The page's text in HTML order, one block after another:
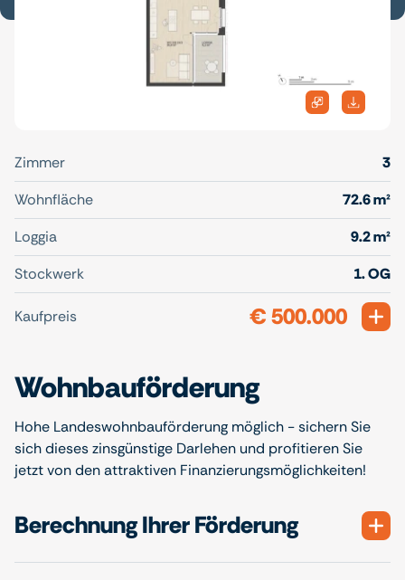
Zimmer
3
Wohnfläche
72.6 m²
Loggia
9.2 m²
Stockwerk
1. OG
Kaufpreis € 500.000
Wohnbauförderung
Hohe Landeswohnbauförderung möglich - sichern Sie
sich dieses zinsgünstige Darlehen und profitieren Sie
jetzt von den attraktiven Finanzierungsmöglichkeiten!
Berechnung Ihrer Förderung